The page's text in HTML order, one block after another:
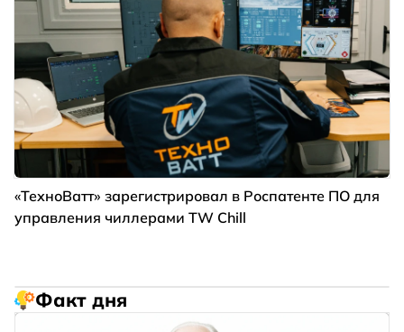
«ТехноВатт» зарегистрировал в Роспатенте ПО для
управления чиллерами TW Chill
Факт дня